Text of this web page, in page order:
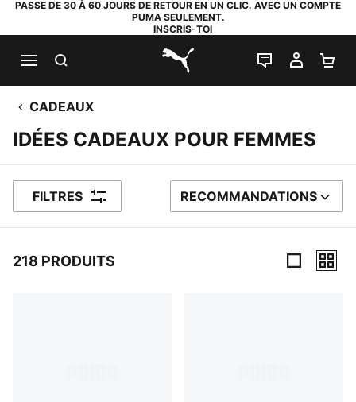
PASSE DE 30 À 60 JOURS DE RETOUR EN UN CLIC. AVEC UN COMPTE
PUMA SEULEMENT.
INSCRIS-TOI
PUMA.com
LIVE CHAT
MON
CADEAUX
IDÉES CADEAUX POUR FEMMES
FILTRES TRIER PAR
RECOMMANDATIONS
218 PRODUITS